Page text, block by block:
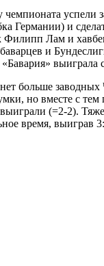
успели
Германии) и
Лам и
и
выиграла
больше
но вместе с
(=2-2).
время, выиграв